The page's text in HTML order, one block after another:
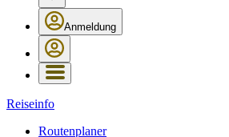
Anmeldung
Reiseinfo
Routenplaner